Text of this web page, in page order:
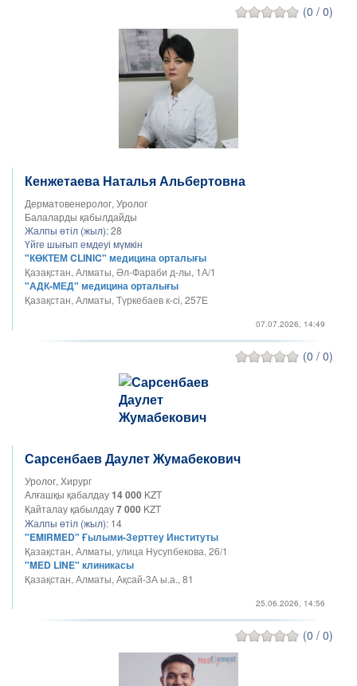
(0 / 0)
Кенжетаева Наталья Альбертовна
Дерматовенеролог, Уролог
Балаларды қабылдайды
Жалпы өтіл (жыл):28
Үйге шығып емдеуі мүмкін
"КӨКТЕМ CLINIC" медицина орталығы
Қазақстан, Алматы, Әл-Фараби д-лы, 1А/1
"АДК-МЕД" медицина орталығы
Қазақстан, Алматы, Түркебаев к-сі, 257Е
07.07.2026, 14:49
(0 / 0)
Сарсенбаев Даулет Жумабекович
Уролог, Хирург
Алғашқы қабалдау14 000 KZT
Қайталау қабылдау7 000 KZT
Жалпы өтіл (жыл): 14
"EMIRMED" Ғылыми-Зерттеу Институты
Қазақстан, Алматы, улица Нусупбекова, 26/1
"MED LINE" клиникасы
Қазақстан, Алматы, Ақсай-3А ы.а., 81
25.06.2026, 14:56
(0 / 0)